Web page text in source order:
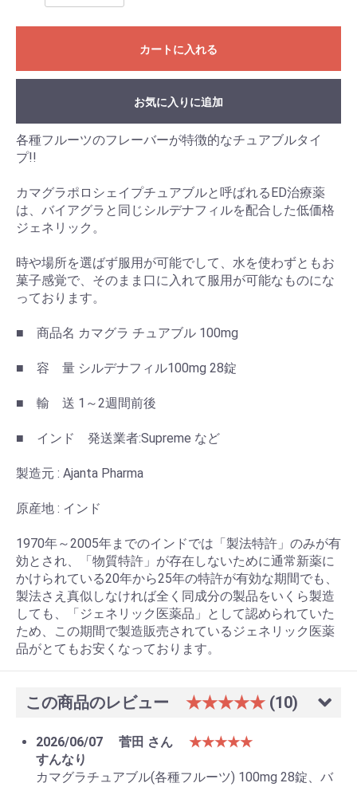
カートに入れる
お気に入りに追加
各種フルーツのフレーバーが特徴的なチュアブルタイ
プ!!
カマグラポロシェイプチュアブルと呼ばれるED治療薬
は、バイアグラと同じシルデナフィルを配合した低価格
ジェネリック。
時や場所を選ばず服用が可能でして、水を使わずともお
菓子感覚で、そのまま口に入れて服用が可能なものにな
っております。
■ 商品名 カマグラ チュアブル 100mg
■ 容 量 シルデナフィル100mg 28錠
■ 輸 送 1～2週間前後
■ インド 発送業者:Supreme など
製造元 : Ajanta Pharma
原産地 : インド
1970年～2005年までのインドでは「製法特許」のみが有
効とされ、「物質特許」が存在しないために通常新薬に
かけられている20年から25年の特許が有効な期間でも、
製法さえ真似しなければ全く同成分の製品をいくら製造
しても、「ジェネリック医薬品」として認められていた
ため、この期間で製造販売されているジェネリック医薬
品がとてもお安くなっております。
この商品のレビュー ★★★★★ (10)
2026/06/07 菅田 さん
★★★★★
すんなり
カマグラチュアブル(各種フルーツ) 100mg 28錠、バ